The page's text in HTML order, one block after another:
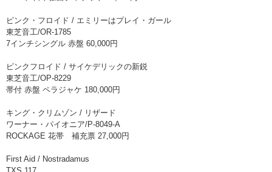
ピンク・フロイド / エミリーはプレイ・ガール
東芝音工/OR-1785
7インチシングル 赤盤 60,000円
ピンクフロイド / サイケデリックの新鋭
東芝音工/OP-8229
帯付 赤盤 ペラジャケ 180,000円
キング・クリムゾン / リザード
ワーナー・パイオニア/P-8049-A
ROCKAGE 花帯 補充票 27,000円
First Aid / Nostradamus